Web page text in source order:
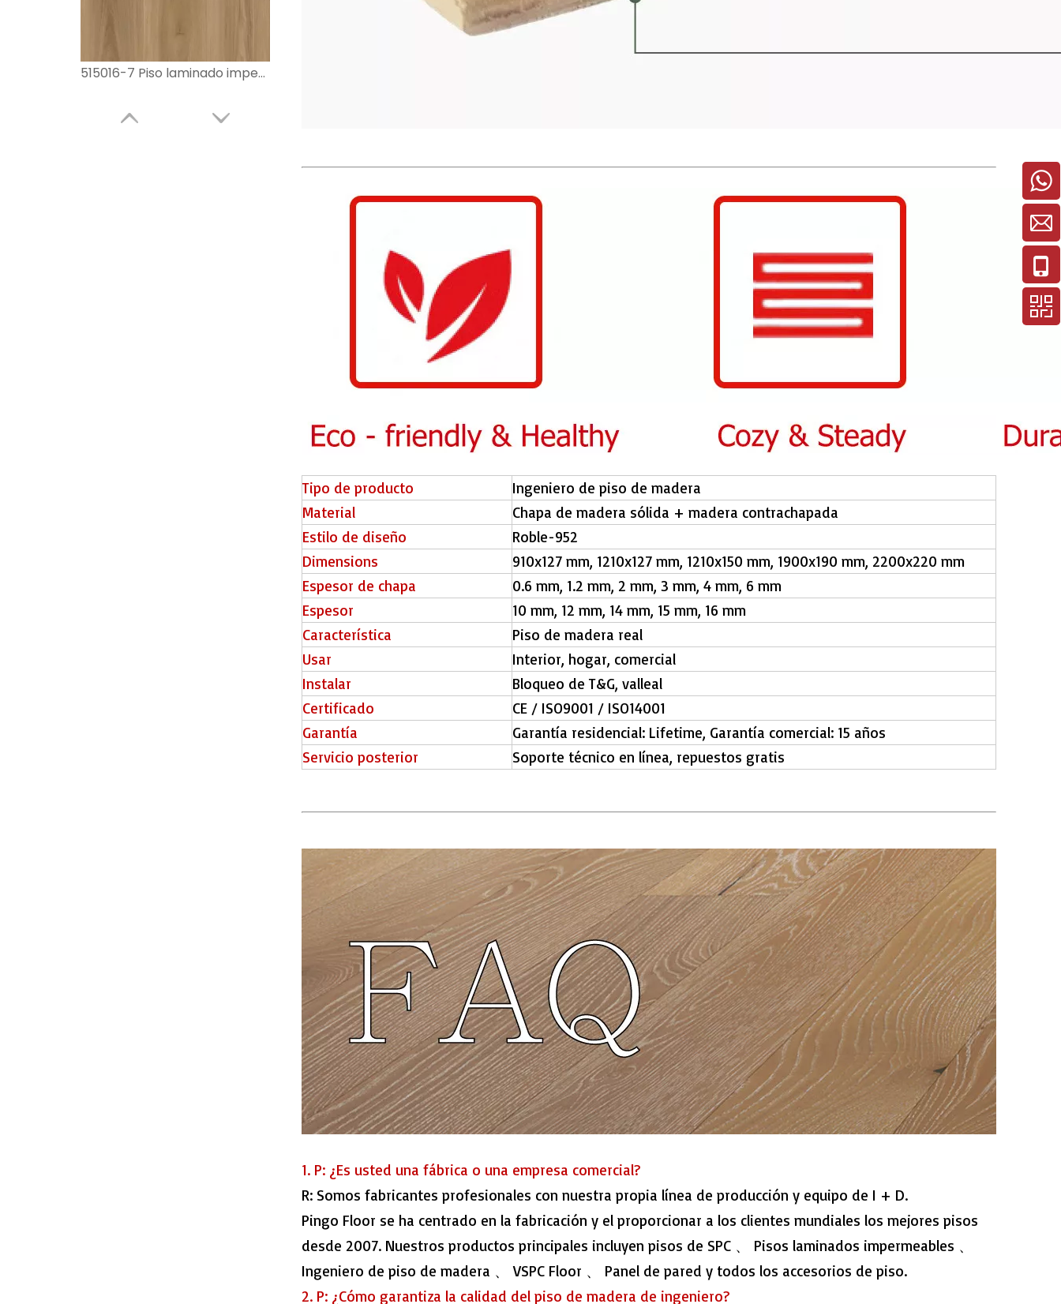
515016-7 Piso laminado impermeable
Tipo de producto
Ingeniero de piso de madera
Material
Chapa de madera sólida + madera contrachapada
Estilo de diseño
Roble-952
Dimensions
910x127 mm, 1210x127 mm, 1210x150 mm, 1900x190 mm, 2200x220 mm
Espesor de chapa
0.6 mm, 1.2 mm, 2 mm, 3 mm, 4 mm, 6 mm
Espesor
10 mm, 12 mm, 14 mm, 15 mm, 16 mm
Característica
Piso de madera real
Usar
Interior, hogar, comercial
Instalar
Bloqueo de T&G, valleal
Certificado
CE / ISO9001 / ISO14001
Garantía
Garantía residencial: Lifetime, Garantía comercial: 15 años
Servicio posterior
Soporte técnico en línea, repuestos gratis
1. P: ¿Es usted una fábrica o una empresa comercial?
R: Somos fabricantes profesionales con nuestra propia línea de producción y equipo de I + D.
Pingo Floor se ha centrado en la fabricación y el proporcionar a los clientes mundiales los mejores pisos
desde 2007. Nuestros productos principales incluyen pisos de SPC 、 Pisos laminados impermeables 、
Ingeniero de piso de madera 、 VSPC Floor 、 Panel de pared y todos los accesorios de piso.
2. P: ¿Cómo garantiza la calidad del piso de madera de ingeniero?